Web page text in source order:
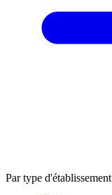
Par type d'établissement